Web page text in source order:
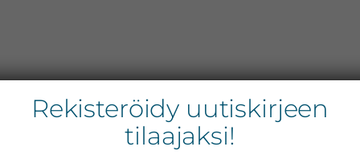
Rekisteröidy uutiskirjeen
tilaajaksi!